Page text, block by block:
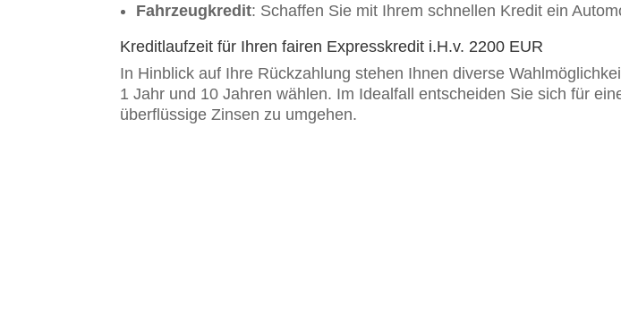
Fahrzeugkredit: Schaffen Sie mit Ihrem schnellen Kredit ein
Kreditlaufzeit für Ihren fairen Expresskredit i.H.v. 2200 EUR
In Hinblick auf Ihre Rückzahlung stehen Ihnen diverse
1 Jahr und 10 Jahren wählen. Im Idealfall entscheiden Sie sich für
überflüssige Zinsen zu umgehen.